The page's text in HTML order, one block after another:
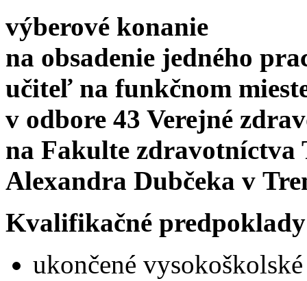
výberové konanie
na obsadenie jedného
učiteľ na funkčnom
v odbore 43 Verejné
na Fakulte zdravotníctva
Alexandra Dubčeka v
Kvalifikačné
ukončené